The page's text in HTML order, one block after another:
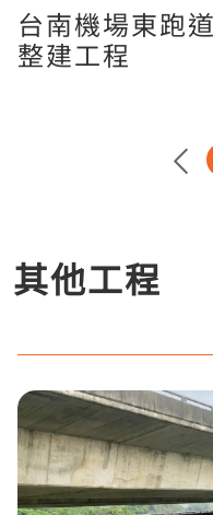
台南機場東跑
整建工程
其他工程